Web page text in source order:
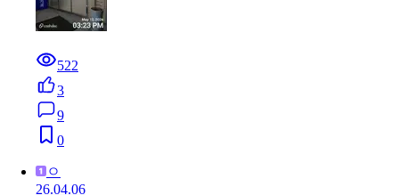
522
3
9
0
ㅇ
26.04.06